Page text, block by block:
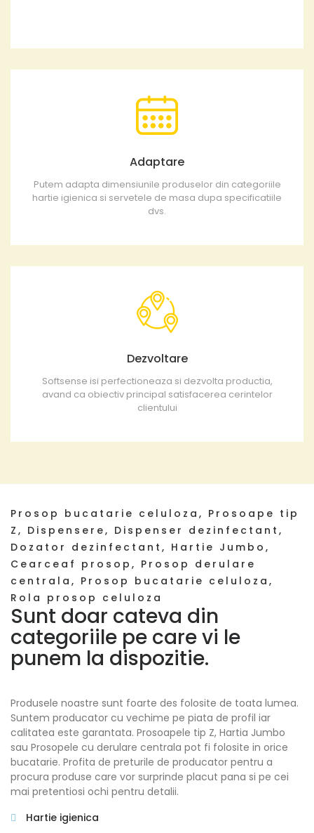
Adaptare
Putem adapta dimensiunile produselor din categoriile
hartie igienica si servetele de masa dupa specificatiile
dvs.
Dezvoltare
Softsense isi perfectioneaza si dezvolta productia,
avand ca obiectiv principal satisfacerea cerintelor
clientului
Prosop bucatarie celuloza, Prosoape tip
Z, Dispensere, Dispenser dezinfectant,
Dozator dezinfectant, Hartie Jumbo,
Cearceaf prosop, Prosop derulare
centrala, Prosop bucatarie celuloza,
Rola prosop celuloza
Sunt doar cateva din
categoriile pe care vi le
punem la dispozitie.
Produsele noastre sunt foarte des folosite de toata lumea.
Suntem producator cu vechime pe piata de profil iar
calitatea este garantata. Prosoapele tip Z, Hartia Jumbo
sau Prosopele cu derulare centrala pot fi folosite in orice
bucatarie. Profita de preturile de producator pentru a
procura produse care vor surprinde placut pana si pe cei
mai pretentiosi ochi pentru detalii.
Hartie igienica